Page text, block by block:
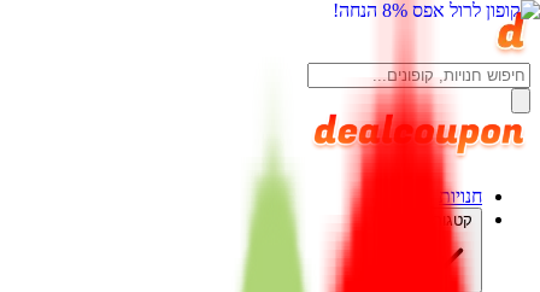
חנויות
קטגוריות